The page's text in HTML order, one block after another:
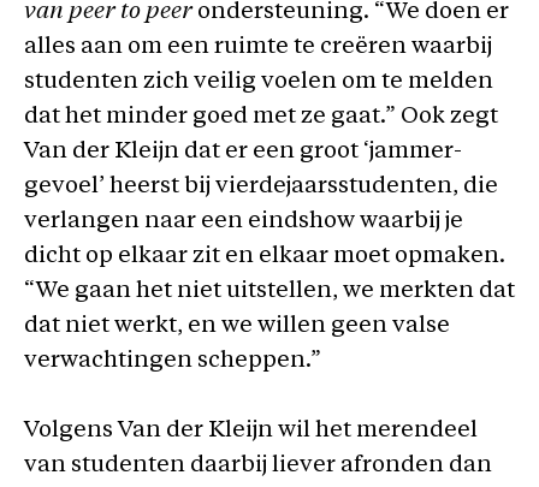
van peer to peerondersteuning. “We doen er
alles aan om een ruimte te creëren waarbij
studenten zich veilig voelen om te melden
dat het minder goed met ze gaat.” Ook zegt
Van der Kleijn dat er een groot ‘jammer-
gevoel’ heerst bij vierdejaarsstudenten, die
verlangen naar een eindshow waarbij je
dicht op elkaar zit en elkaar moet opmaken.
“We gaan het niet uitstellen, we merkten dat
dat niet werkt, en we willen geen valse
verwachtingen scheppen.”
Volgens Van der Kleijn wil het merendeel
van studenten daarbij liever afronden dan